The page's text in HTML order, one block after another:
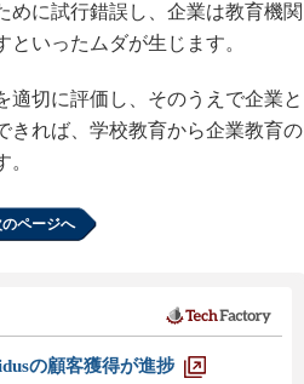
めに試行錯誤し、企業は教育機関
いったムダが生じます。
切に評価し、そのうえで企業と
きれば、学校教育から企業教育の
ページへ
の顧客獲得が進捗